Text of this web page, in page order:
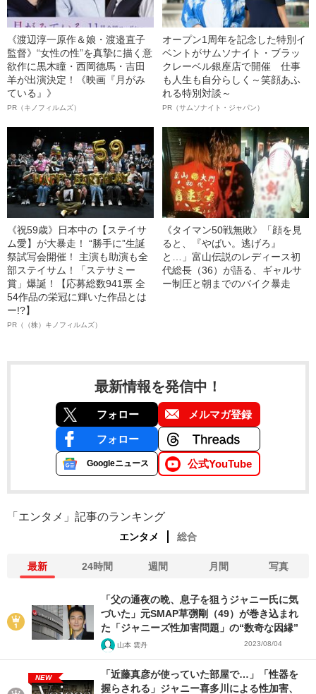
《渡辺淳一原作＆娘・渡邉直子
監督》“女性の性”を真摯に描く意
欲作に黒木瞳・西岡德馬・吉田
羊が出演決定！《映画『月がみ
ている』》
PR（キノフィルムズ）
オープン1周年を記念した特別イ
ベントがサムソナイト・ブラッ
クレーベル銀座店で開催 仕事
も人生も自分らしく～笑顔あふ
れる特別対談～
PR（サムソナイト・ジャパン）
《祝59歳》日本中の【ステイサ
ム愛】が大暴走！ “勝手に”生誕
祭試写会開催！ 主演も助演も全
部ステイサム！「ステサミー
賞」爆誕！【応募総数941票 全
54作品の栄冠に輝いた作品とは
ー!?】
PR（（株）キノフィルムズ）
《タイマン50戦無敗》「顔を見
ると、『やばい。逃げろ』
と…」富山伝説のレディース初
代総長（36）が語る、ギャルサ
ー制圧と朝までのバイク暴走
最新情報を発信中！
フォロー メルマガ登録
フォロー
Googleニュース 公式YouTube
「エンタメ」記事のランキング
エンタメ 総合
最新 24時間 週間 月間 写真
「父の通夜の晩、息子を狙うジャニー氏に気
づいた」元SMAP草彅剛（49）が巻き込まれ
た「ジャニーズ性加害問題」の“数奇な因縁”
山本 雲丹 2023/08/04
NEW
「近藤真彦が使っていた部屋で…」「性器を
握らされる」ジャニー喜多川による性加害、